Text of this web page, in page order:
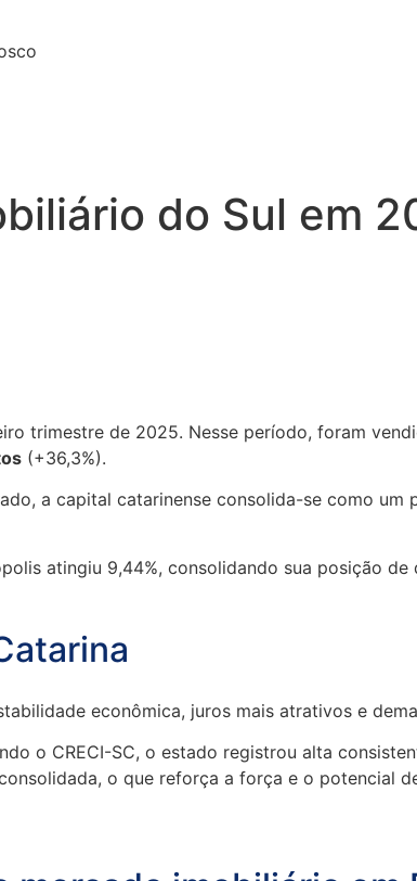
do Sul em
trimestre de 2025. Nesse período, foram
(+36,3%).
a capital catarinense consolida-se como
atingiu 9,44%, consolidando sua posição
econômica, juros mais atrativos e
o CRECI-SC, o estado registrou alta
o que reforça a força e o potencial